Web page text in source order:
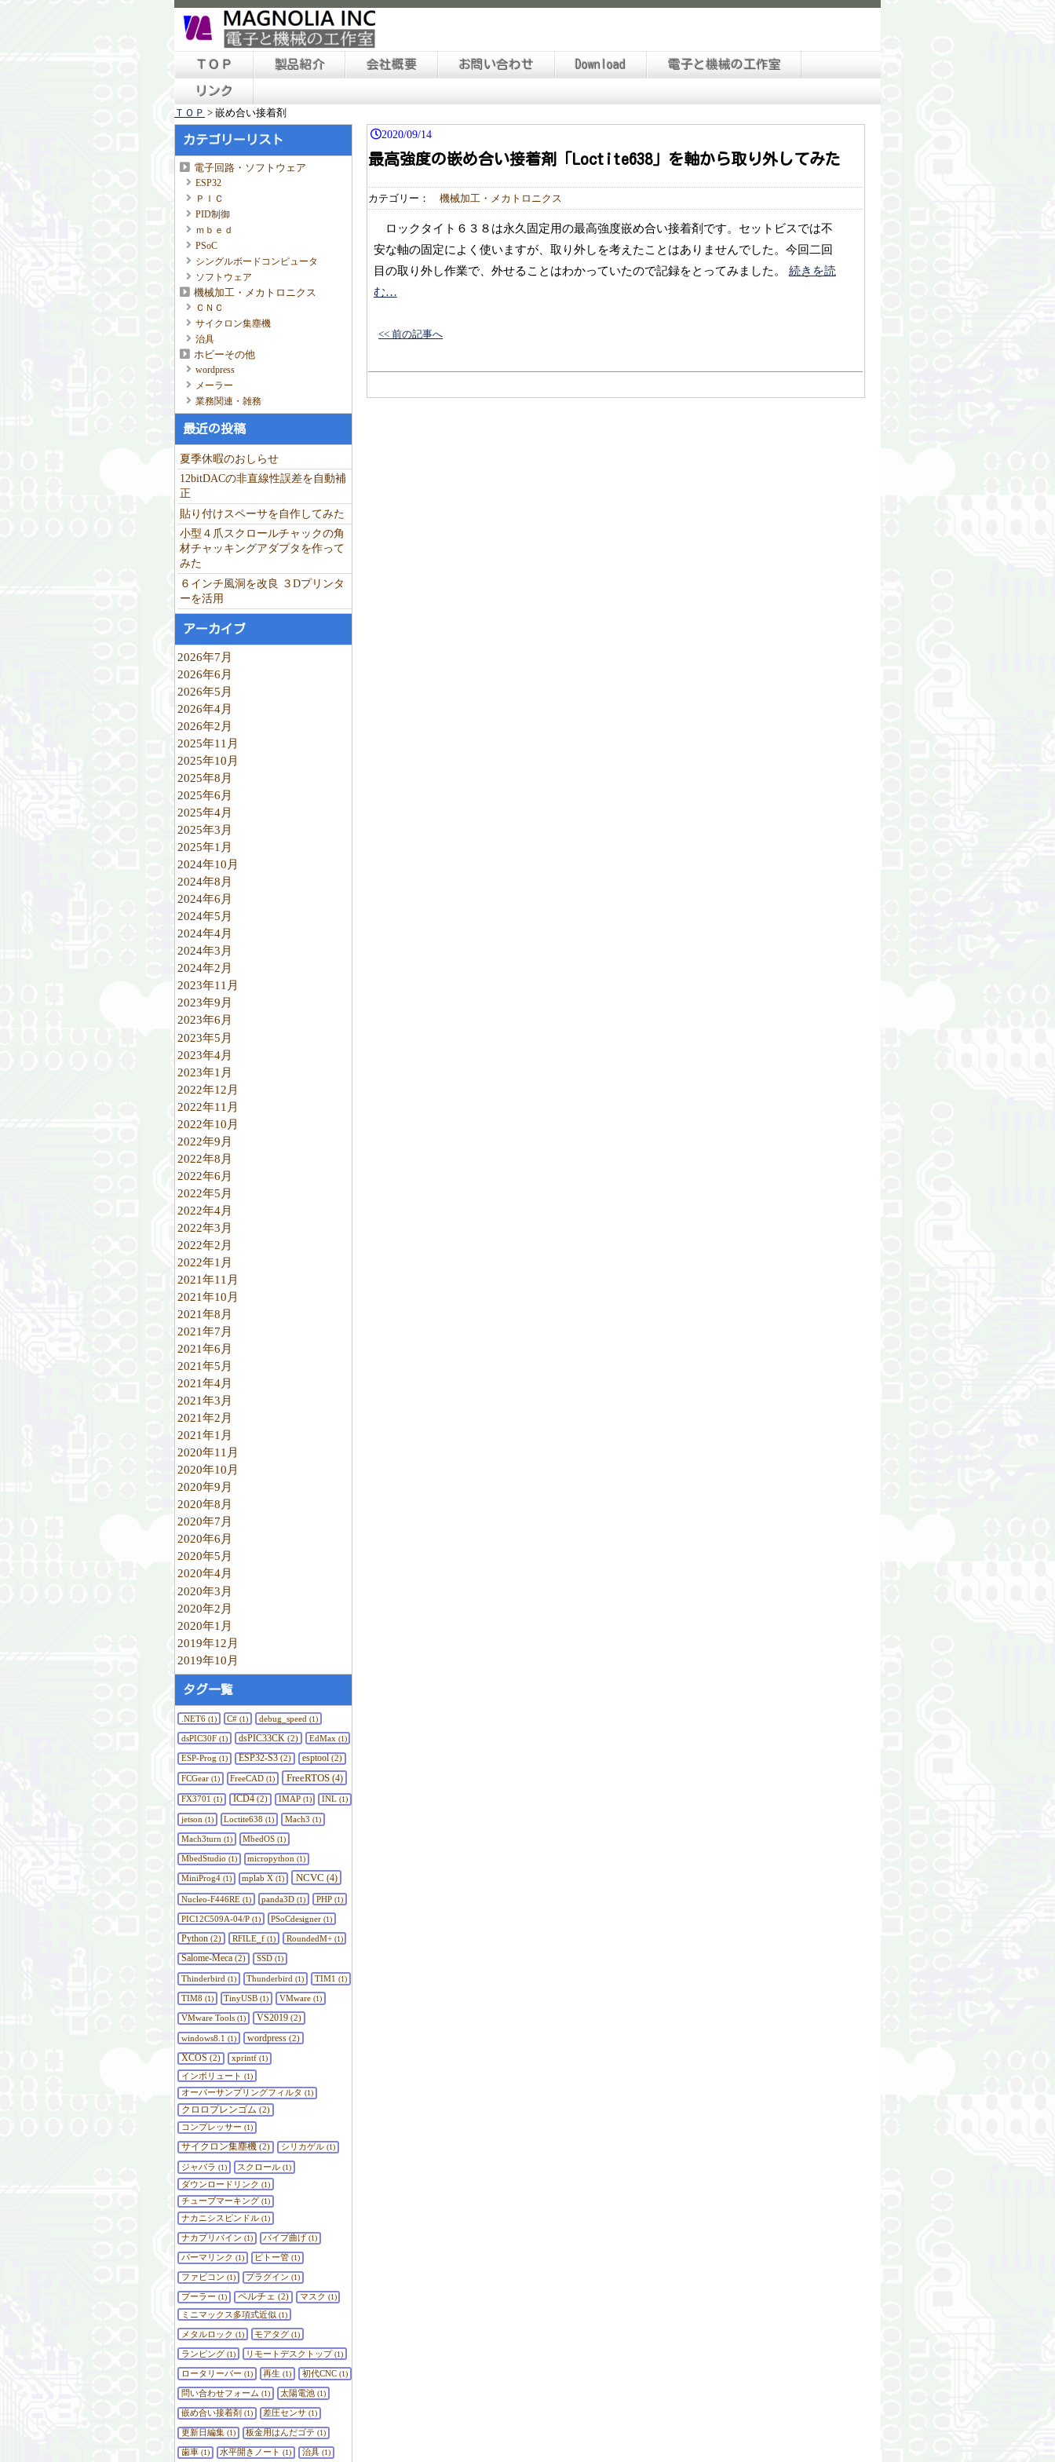
ＴＯＰ 製品紹介 会社概要 お問い合わせ Download 電子と機械の工作室
リンク
ＴＯＰ > 嵌め合い接着剤
カテゴリーリスト
電子回路・ソフトウェア
ESP32
ＰＩＣ
PID制御
ｍｂｅｄ
PSoC
シングルボードコンピュータ
ソフトウェア
機械加工・メカトロニクス
ＣＮＣ
サイクロン集塵機
治具
ホビーその他
wordpress
メーラー
業務関連・雑務
最近の投稿
夏季休暇のおしらせ
12bitDACの非直線性誤差を自動補
正
貼り付けスペーサを自作してみた
小型４爪スクロールチャックの角
材チャッキングアダプタを作って
みた
６インチ風洞を改良 ３Dプリンタ
ーを活用
アーカイブ
2026年7月
2026年6月
2026年5月
2026年4月
2026年2月
2025年11月
2025年10月
2025年8月
2025年6月
2025年4月
2025年3月
2025年1月
2024年10月
2024年8月
2024年6月
2024年5月
2024年4月
2024年3月
2024年2月
2023年11月
2023年9月
2023年6月
2023年5月
2023年4月
2023年1月
2022年12月
2022年11月
2022年10月
2022年9月
2022年8月
2022年6月
2022年5月
2022年4月
2022年3月
2022年2月
2022年1月
2021年11月
2021年10月
2021年8月
2021年7月
2021年6月
2021年5月
2021年4月
2021年3月
2021年2月
2021年1月
2020年11月
2020年10月
2020年9月
2020年8月
2020年7月
2020年6月
2020年5月
2020年4月
2020年3月
2020年2月
2020年1月
2019年12月
2019年10月
タグ一覧
.NET6(1) C# (1) debug_speed (1)
dsPIC30F(1) dsPIC33CK (2) EdMax (1)
ESP-Prog (1) ESP32-S3(2) esptool (2)
FCGear(1) FreeCAD (1) FreeRTOS(4)
FX3701 (1) ICD4(2) IMAP(1) INL (1)
jetson (1) Loctite638 (1) Mach3 (1)
Mach3turn (1) MbedOS (1)
MbedStudio (1) micropython (1)
MiniProg4(1) mplab X (1) NCVC (4)
Nucleo-F446RE(1) panda3D (1) PHP(1)
PIC12C509A-04/P(1) PSoCdesigner (1)
Python (2) RFILE_f(1) RoundedM+(1)
Salome-Meca (2) SSD(1)
Thinderbird (1) Thunderbird (1) TIM1 (1)
TIM8 (1) TinyUSB (1) VMware(1)
VMware Tools(1) VS2019(2)
windows8.1 (1) wordpress(2)
XCOS (2) xprintf(1)
インボリュート (1)
オーバーサンプリングフィルタ (1)
クロロプレンゴム (2)
コンプレッサー (1)
サイクロン集塵機 (2) シリカゲル(1)
ジャバラ (1) スクロール (1)
ダウンロードリンク (1)
チューブマーキング (1)
ナカニシスピンドル(1)
ナカプリバイン (1) パイプ曲げ (1)
パーマリンク (1) ピトー管 (1)
ファビコン (1) プラグイン (1)
プーラー (1) ペルチェ (2) マスク (1)
ミニマックス多項式近似 (1)
メタルロック (1) モアタグ (1)
ランピング(1) リモートデスクトップ(1)
ロータリーバー (1) 再生 (1) 初代CNC(1)
問い合わせフォーム (1) 太陽電池 (1)
嵌め合い接着剤 (1) 差圧センサ (1)
更新日編集(1) 板金用はんだゴテ (1)
歯車(1) 水平開きノート (1) 治具(1)
2020/09/14
最高強度の嵌め合い接着剤「Loctite638」を軸から取り外してみた
カテゴリー：機械加工・メカトロニクス
ロックタイト６３８は永久固定用の最高強度嵌め合い接着剤です。セットビスでは不
安な軸の固定によく使いますが、取り外しを考えたことはありませんでした。今回二回
目の取り外し作業で、外せることはわかっていたので記録をとってみました。 続きを読
む…
<< 前の記事へ